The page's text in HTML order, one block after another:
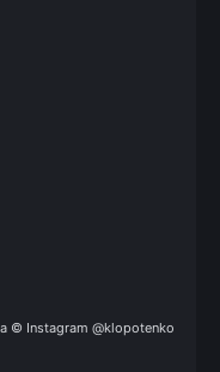
© Instagram @klopotenko